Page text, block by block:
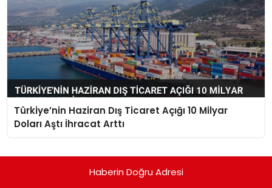
Türkiye’nin Haziran Dış Ticaret Açığı 10 Milyar
Doları Aştı İhracat Arttı
Haberin Doğru Adresi